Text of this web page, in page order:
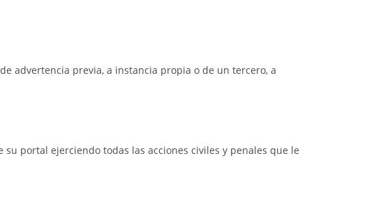
advertencia previa, a instancia propia o de un tercero, a
portal ejerciendo todas las acciones civiles y penales que le